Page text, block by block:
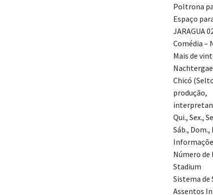
Poltrona
Espaço
JARAGUA
Comédia –
Mais de
Chicó
produção,
Qui., Sex.,
Sáb.,
Número de
Stadium
Sistema de
Assentos